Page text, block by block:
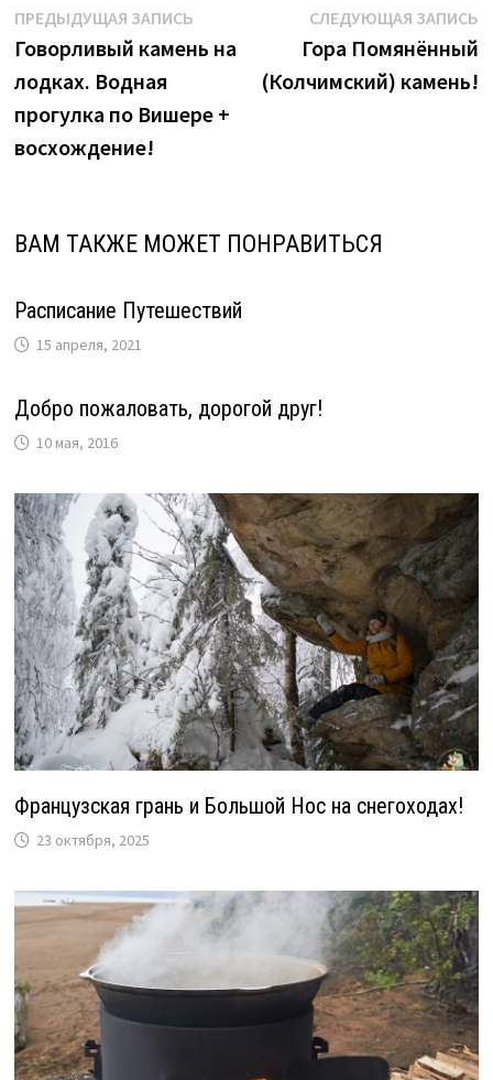
Навигация
по
записям
ПРЕДЫДУЩАЯ ЗАПИСЬПредыдущая
запись:
Говорливый камень на
лодках. Водная
прогулка по Вишере +
восхождение!
СЛЕДУЮЩАЯ ЗАПИСЬ
Гора Помянённый
(Колчимский) камень!
ВАМ ТАКЖЕ МОЖЕТ ПОНРАВИТЬСЯ
Расписание Путешествий
15 апреля, 2021
Добро пожаловать, дорогой друг!
10 мая, 2016
Французская грань и Большой Нос на снегоходах!
23 октября, 2025